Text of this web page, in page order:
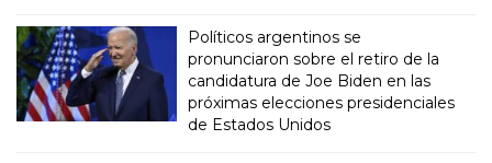
Políticos argentinos se
pronunciaron sobre el retiro de la
candidatura de Joe Biden en las
próximas elecciones presidenciales
de Estados Unidos